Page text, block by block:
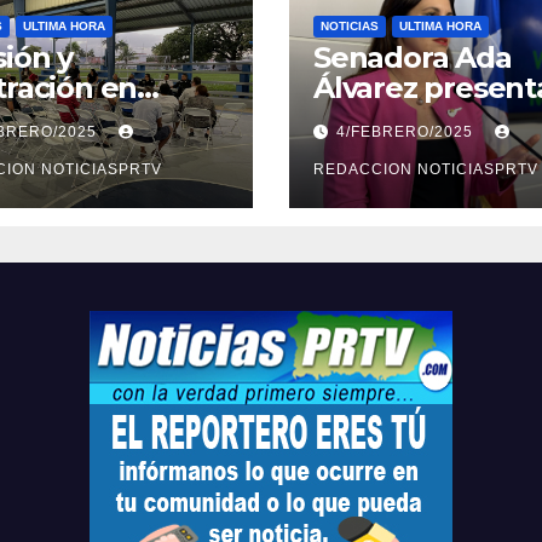
ULTIMA HORA
y
en
sobre
en
2025
NOTICIASPRTV
NOTICIAS ULTIMA HORA
Senadora Ada
Álvarez
medidas ante la
violencia en el
noviazgo
4/FEBRERO/2025
REDACCION NOTICIASPRTV